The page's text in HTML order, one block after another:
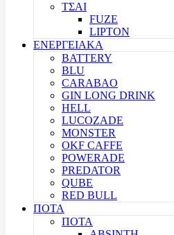
ΤΣΑΙ
FUZE
LIPTON
ΕΝΕΡΓΕΙΑΚΑ
BATTERY
BLU
CARABAO
GIN LONG DRINK
HELL
LUCOZADE
MONSTER
OKF CAFFE
POWERADE
PREDATOR
QUBE
RED BULL
ΠΟΤΑ
ΠΟΤΑ